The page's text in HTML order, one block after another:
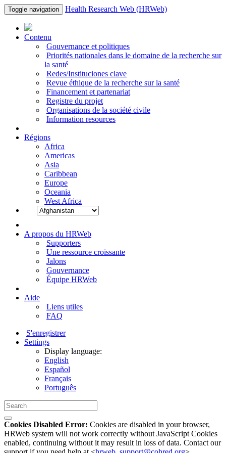
Toggle navigation Health Research Web (HRWeb)
Contenu
Gouvernance et politiques
Priorités nationales dans le domaine de la recherche sur
la santé
Redes/Instituciones clave
Revue éthique de la recherche sur la santé
Financement et partenariat
Registre du projet
Organisations de la société civile
Information resources
Régions
Africa
Americas
Asia
Caribbean
Europe
Oceania
West Africa
A propos du HRWeb
Supporters
Une ressource croissante
Jalons
Gouvernance
Équipe HRWeb
Aide
Liens utiles
FAQ
S'enregistrer
Settings
Display language:
English
Español
Français
Português
Cookies Disabled Error: Cookies are disabled in your browser,
HRWeb system will not work correctly without JavaScript Cookies
enabled, continuing without it may result in loss of data. Contact our